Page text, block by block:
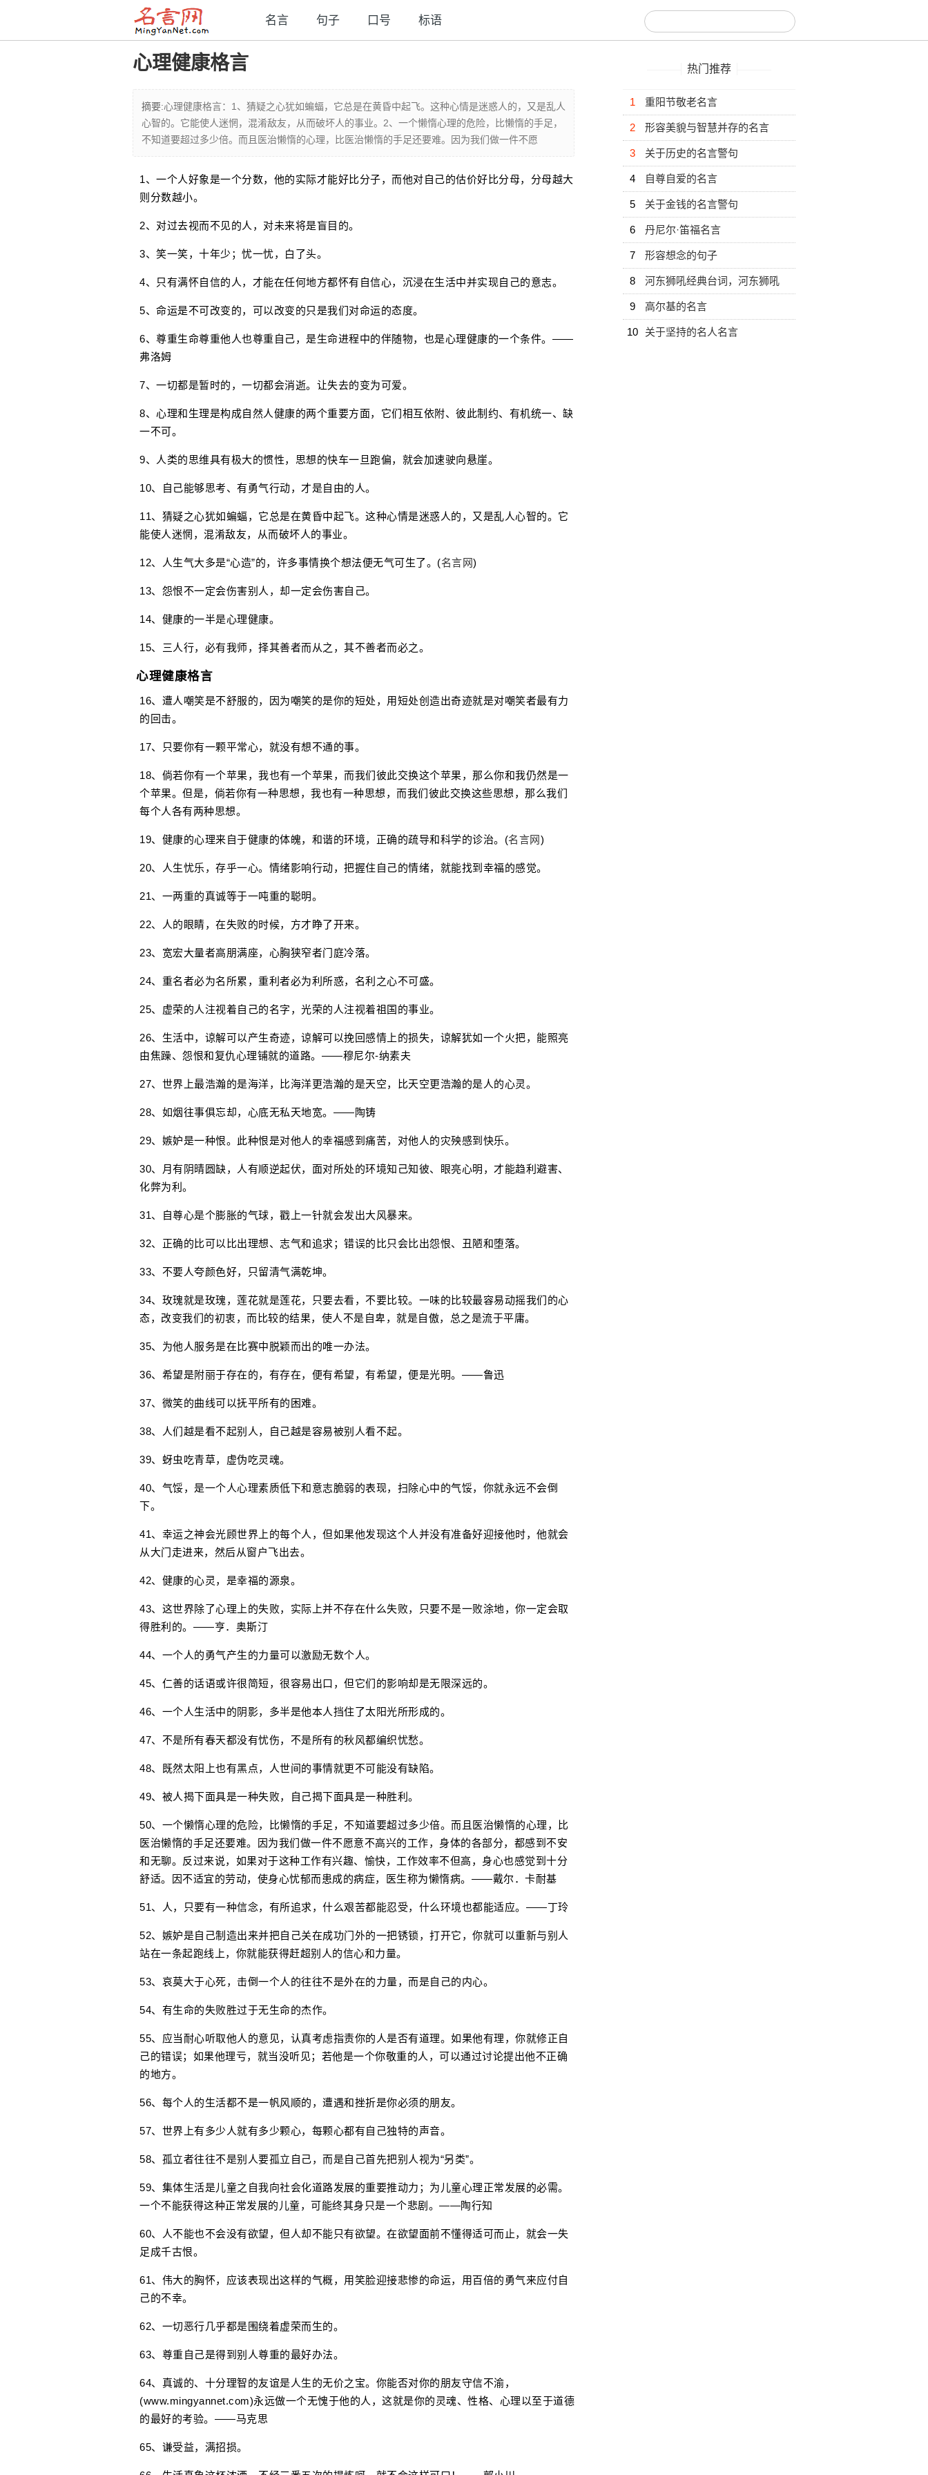
名言 句子 口号 标语
心理健康格言
摘要:心理健康格言：1、猜疑之心犹如蝙蝠，它总是在黄昏中起飞。这种心情是迷惑人的，又是乱人
心智的。它能使人迷惘，混淆敌友，从而破坏人的事业。2、一个懒惰心理的危险，比懒惰的手足，
不知道要超过多少倍。而且医治懒惰的心理，比医治懒惰的手足还要难。因为我们做一件不愿
1、一个人好象是一个分数，他的实际才能好比分子，而他对自己的估价好比分母，分母越大
则分数越小。
2、对过去视而不见的人，对未来将是盲目的。
3、笑一笑，十年少；忧一忧，白了头。
4、只有满怀自信的人，才能在任何地方都怀有自信心，沉浸在生活中并实现自己的意志。
5、命运是不可改变的，可以改变的只是我们对命运的态度。
6、尊重生命尊重他人也尊重自己，是生命进程中的伴随物，也是心理健康的一个条件。——
弗洛姆
7、一切都是暂时的，一切都会消逝。让失去的变为可爱。
8、心理和生理是构成自然人健康的两个重要方面，它们相互依附、彼此制约、有机统一、缺
一不可。
9、人类的思维具有极大的惯性，思想的快车一旦跑偏，就会加速驶向悬崖。
10、自己能够思考、有勇气行动，才是自由的人。
11、猜疑之心犹如蝙蝠，它总是在黄昏中起飞。这种心情是迷惑人的，又是乱人心智的。它
能使人迷惘，混淆敌友，从而破坏人的事业。
12、人生气大多是“心造”的，许多事情换个想法便无气可生了。(名言网)
13、怨恨不一定会伤害别人，却一定会伤害自己。
14、健康的一半是心理健康。
15、三人行，必有我师，择其善者而从之，其不善者而必之。
心理健康格言
16、遭人嘲笑是不舒服的，因为嘲笑的是你的短处，用短处创造出奇迹就是对嘲笑者最有力
的回击。
17、只要你有一颗平常心，就没有想不通的事。
18、倘若你有一个苹果，我也有一个苹果，而我们彼此交换这个苹果，那么你和我仍然是一
个苹果。但是，倘若你有一种思想，我也有一种思想，而我们彼此交换这些思想，那么我们
每个人各有两种思想。
19、健康的心理来自于健康的体魄，和谐的环境，正确的疏导和科学的诊治。(名言网)
20、人生忧乐，存乎一心。情绪影响行动，把握住自己的情绪，就能找到幸福的感觉。
21、一两重的真诚等于一吨重的聪明。
22、人的眼睛，在失败的时候，方才睁了开来。
23、宽宏大量者高朋满座，心胸狭窄者门庭冷落。
24、重名者必为名所累，重利者必为利所惑，名利之心不可盛。
25、虚荣的人注视着自己的名字，光荣的人注视着祖国的事业。
26、生活中，谅解可以产生奇迹，谅解可以挽回感情上的损失，谅解犹如一个火把，能照亮
由焦躁、怨恨和复仇心理铺就的道路。——穆尼尔-纳素夫
27、世界上最浩瀚的是海洋，比海洋更浩瀚的是天空，比天空更浩瀚的是人的心灵。
28、如烟往事俱忘却，心底无私天地宽。——陶铸
29、嫉妒是一种恨。此种恨是对他人的幸福感到痛苦，对他人的灾殃感到快乐。
30、月有阴晴圆缺，人有顺逆起伏，面对所处的环境知己知彼、眼亮心明，才能趋利避害、
化弊为利。
31、自尊心是个膨胀的气球，戳上一针就会发出大风暴来。
32、正确的比可以比出理想、志气和追求；错误的比只会比出怨恨、丑陋和堕落。
33、不要人夸颜色好，只留清气满乾坤。
34、玫瑰就是玫瑰，莲花就是莲花，只要去看，不要比较。一味的比较最容易动摇我们的心
态，改变我们的初衷，而比较的结果，使人不是自卑，就是自傲，总之是流于平庸。
35、为他人服务是在比赛中脱颖而出的唯一办法。
36、希望是附丽于存在的，有存在，便有希望，有希望，便是光明。——鲁迅
37、微笑的曲线可以抚平所有的困难。
38、人们越是看不起别人，自己越是容易被别人看不起。
39、蚜虫吃青草，虚伪吃灵魂。
40、气馁，是一个人心理素质低下和意志脆弱的表现，扫除心中的气馁，你就永远不会倒
下。
41、幸运之神会光顾世界上的每个人，但如果他发现这个人并没有准备好迎接他时，他就会
从大门走进来，然后从窗户飞出去。
42、健康的心灵，是幸福的源泉。
43、这世界除了心理上的失败，实际上并不存在什么失败，只要不是一败涂地，你一定会取
得胜利的。——亨．奥斯汀
44、一个人的勇气产生的力量可以激励无数个人。
45、仁善的话语或许很简短，很容易出口，但它们的影响却是无限深远的。
46、一个人生活中的阴影，多半是他本人挡住了太阳光所形成的。
47、不是所有春天都没有忧伤，不是所有的秋风都编织忧愁。
48、既然太阳上也有黑点，人世间的事情就更不可能没有缺陷。
49、被人揭下面具是一种失败，自己揭下面具是一种胜利。
50、一个懒惰心理的危险，比懒惰的手足，不知道要超过多少倍。而且医治懒惰的心理，比
医治懒惰的手足还要难。因为我们做一件不愿意不高兴的工作，身体的各部分，都感到不安
和无聊。反过来说，如果对于这种工作有兴趣、愉快，工作效率不但高，身心也感觉到十分
舒适。因不适宜的劳动，使身心忧郁而患成的病症，医生称为懒惰病。——戴尔．卡耐基
51、人，只要有一种信念，有所追求，什么艰苦都能忍受，什么环境也都能适应。——丁玲
52、嫉妒是自己制造出来并把自己关在成功门外的一把锈锁，打开它，你就可以重新与别人
站在一条起跑线上，你就能获得赶超别人的信心和力量。
53、哀莫大于心死，击倒一个人的往往不是外在的力量，而是自己的内心。
54、有生命的失败胜过于无生命的杰作。
55、应当耐心听取他人的意见，认真考虑指责你的人是否有道理。如果他有理，你就修正自
己的错误；如果他理亏，就当没听见；若他是一个你敬重的人，可以通过讨论提出他不正确
的地方。
56、每个人的生活都不是一帆风顺的，遭遇和挫折是你必须的朋友。
57、世界上有多少人就有多少颗心，每颗心都有自己独特的声音。
58、孤立者往往不是别人要孤立自己，而是自己首先把别人视为“另类”。
59、集体生活是儿童之自我向社会化道路发展的重要推动力；为儿童心理正常发展的必需。
一个不能获得这种正常发展的儿童，可能终其身只是一个悲剧。——陶行知
60、人不能也不会没有欲望，但人却不能只有欲望。在欲望面前不懂得适可而止，就会一失
足成千古恨。
61、伟大的胸怀，应该表现出这样的气概，用笑脸迎接悲惨的命运，用百倍的勇气来应付自
己的不幸。
62、一切恶行几乎都是围绕着虚荣而生的。
63、尊重自己是得到别人尊重的最好办法。
64、真诚的、十分理智的友谊是人生的无价之宝。你能否对你的朋友守信不渝，
(www.mingyannet.com)永远做一个无愧于他的人，这就是你的灵魂、性格、心理以至于道德
的最好的考验。——马克思
65、谦受益，满招损。
热门推荐
1 重阳节敬老名言
2 形容美貌与智慧并存的名言
3 关于历史的名言警句
4 自尊自爱的名言
5 关于金钱的名言警句
6 丹尼尔·笛福名言
7 形容想念的句子
8
河东狮吼经典台词，河东狮吼
经典对白
9 高尔基的名言
10 关于坚持的名人名言